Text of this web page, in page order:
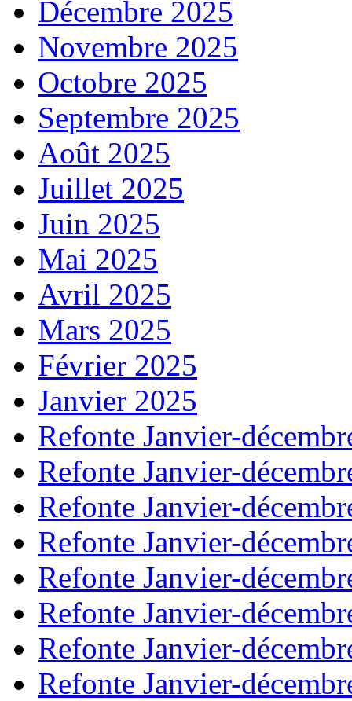
Décembre 2025
Novembre 2025
Octobre 2025
Septembre 2025
Août 2025
Juillet 2025
Juin 2025
Mai 2025
Avril 2025
Mars 2025
Février 2025
Janvier 2025
Refonte Janvier-
Refonte Janvier-
Refonte Janvier-
Refonte Janvier-
Refonte Janvier-
Refonte Janvier-
Refonte Janvier-
Refonte Janvier-